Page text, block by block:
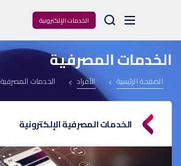
الخدمات الإلكترونية Arama
الخدمات المصرفية
الصفحة الرئيسية الأفراد الخدمات المصرفية
الخدمات المصرفية الإلكترونية